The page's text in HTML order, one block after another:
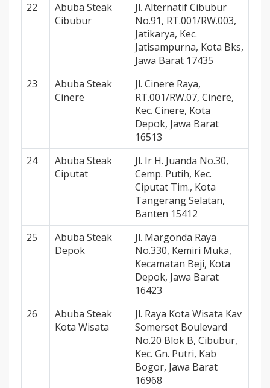
22
Abuba Steak
Cibubur
Jl. Alternatif Cibubur
No.91, RT.001/RW.003,
Jatikarya, Kec.
Jatisampurna, Kota Bks,
Jawa Barat 17435
23
Abuba Steak
Cinere
Jl. Cinere Raya,
RT.001/RW.07, Cinere,
Kec. Cinere, Kota
Depok, Jawa Barat
16513
24
Abuba Steak
Ciputat
Jl. Ir H. Juanda No.30,
Cemp. Putih, Kec.
Ciputat Tim., Kota
Tangerang Selatan,
Banten 15412
25
Abuba Steak
Depok
Jl. Margonda Raya
No.330, Kemiri Muka,
Kecamatan Beji, Kota
Depok, Jawa Barat
16423
26
Abuba Steak
Kota Wisata
Jl. Raya Kota Wisata Kav
Somerset Boulevard
No.20 Blok B, Cibubur,
Kec. Gn. Putri, Kab
Bogor, Jawa Barat
16968